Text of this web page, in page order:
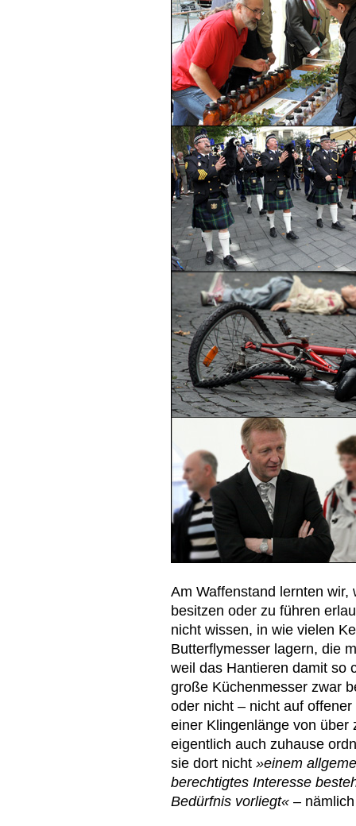
Am Waffenstand lernten
besitzen oder zu führen
nicht wissen, in wie vielen
Butterflymesser lagern, die
weil das Hantieren damit
große Küchenmesser zwar
oder nicht – nicht auf
einer Klingenlänge von über
eigentlich auch zuhause
sie dort nicht »einem
berechtigtes Interesse
Bedürfnis vorliegt« –